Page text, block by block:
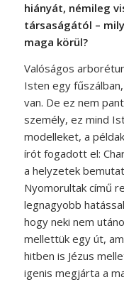
hiányát, némileg
társaságától –
maga körül?
Valóságos
Isten egy
van. De ez nem
személy, ez mind
modelleket, a
írót fogadott el:
a helyzetek
Nyomorultak című
legnagyobb
hogy neki nem
mellettük egy út,
hitben is Jézus
igenis megjárta a